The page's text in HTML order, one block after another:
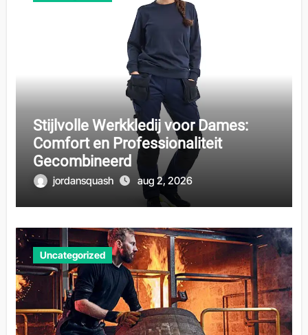
Stijlvolle Werkkledij voor Dames:
Comfort en Professionaliteit
Gecombineerd
jordansquash aug 2, 2026
Uncategorized